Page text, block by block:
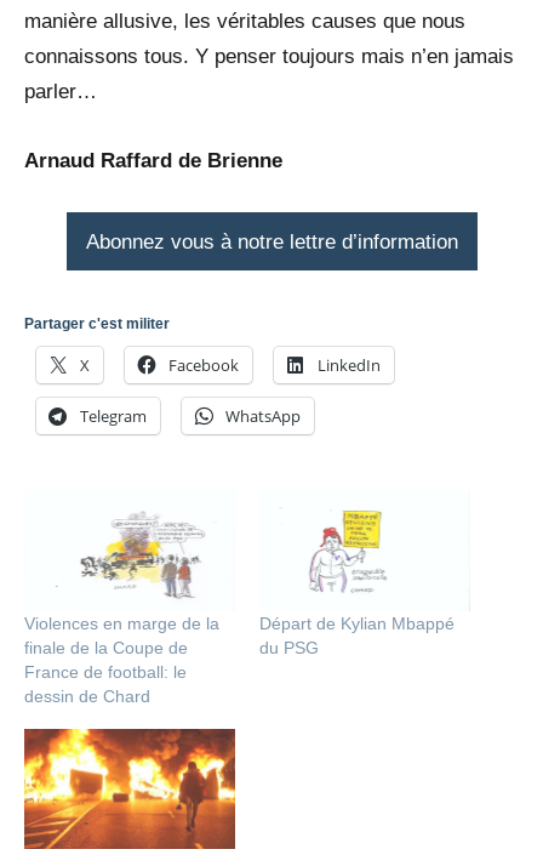
manière allusive, les véritables causes que nous
connaissons tous. Y penser toujours mais n’en jamais
parler…
Arnaud Raffard de Brienne
Abonnez vous à notre lettre d’information
Partager c'est militer
X Facebook LinkedIn
Telegram WhatsApp
Violences en marge de la
finale de la Coupe de
France de football: le
dessin de Chard
Départ de Kylian Mbappé
du PSG